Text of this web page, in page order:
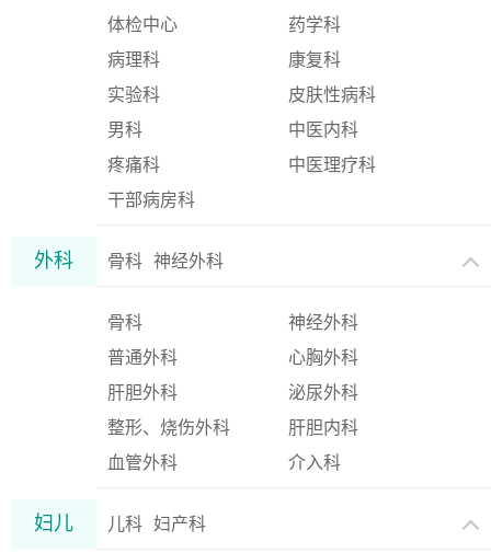
体检中心
药学科
病理科
康复科
实验科
皮肤性病科
男科
中医内科
疼痛科
中医理疗科
干部病房科
外科 骨科 神经外科
骨科
神经外科
普通外科
心胸外科
肝胆外科
泌尿外科
整形、烧伤外科
肝胆内科
血管外科
介入科
妇儿 儿科 妇产科